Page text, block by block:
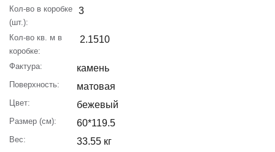
Кол-во в коробке
(шт.):
3
Кол-во кв. м в
коробке:
2.1510
Фактура: камень
Поверхность: матовая
Цвет: бежевый
Размер (см): 60*119.5
Вес: 33.55 кг